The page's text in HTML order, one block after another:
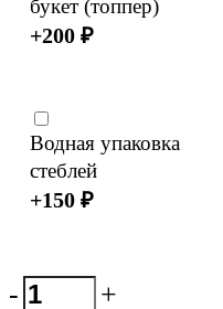
букет (топпер)
+200₽
Водная упаковка
стеблей
+150₽
- +